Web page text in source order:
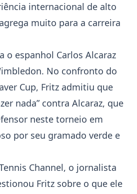
internacional de alto
muito para a carreira
o espanhol Carlos Alcaraz
. No confronto do
Cup, Fritz admitiu que
nada” contra Alcaraz, que
neste torneio em
por seu gramado verde e
Channel, o jornalista
Fritz sobre o que ele